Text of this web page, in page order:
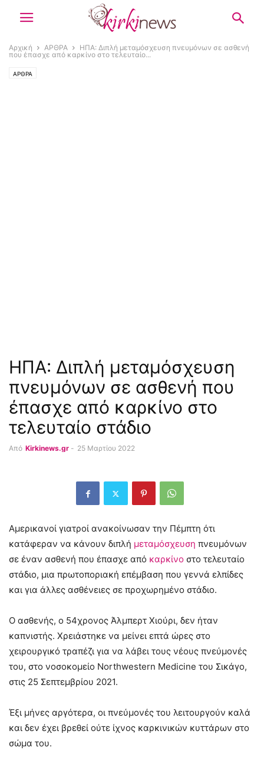
Αρχική ΑΡΘΡΑ
ΗΠΑ: Διπλή μεταμόσχευση πνευμόνων σε ασθενή
που έπασχε από καρκίνο στο τελευταίο...
ΑΡΘΡΑ
ΗΠΑ: Διπλή μεταμόσχευση
πνευμόνων σε ασθενή που
έπασχε από καρκίνο στο
τελευταίο στάδιο
Από Kirkinews.gr - 25 Μαρτίου 2022
Αμερικανοί γιατροί ανακοίνωσαν την Πέμπτη ότι
κατάφεραν να κάνουν διπλή μεταμόσχευση πνευμόνων
σε έναν ασθενή που έπασχε από καρκίνο στο τελευταίο
στάδιο, μια πρωτοποριακή επέμβαση που γεννά ελπίδες
και για άλλες ασθένειες σε προχωρημένο στάδιο.
Ο ασθενής, ο 54χρονος Άλμπερτ Χιούρι, δεν ήταν
καπνιστής. Χρειάστηκε να μείνει επτά ώρες στο
χειρουργικό τραπέζι για να λάβει τους νέους πνεύμονές
του, στο νοσοκομείο Northwestern Medicine του Σικάγο,
στις 25 Σεπτεμβρίου 2021.
Έξι μήνες αργότερα, οι πνεύμονές του λειτουργούν καλά
και δεν έχει βρεθεί ούτε ίχνος καρκινικών κυττάρων στο
σώμα του.